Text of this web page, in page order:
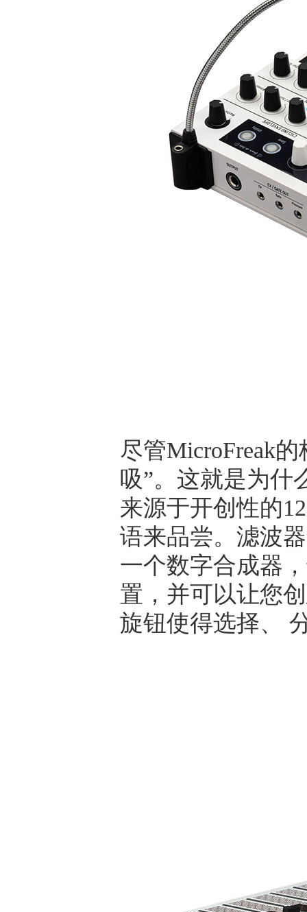
尽管MicroFreak
吸”。这就是为什
来源于开创性的
语来品尝。滤波
一个数字合成器
置，并可以让您
旋钮使得选择、